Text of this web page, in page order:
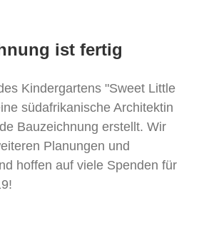
ist fertig
Kindergartens "Sweet Little
südafrikanische Architektin
Bauzeichnung erstellt. Wir
Planungen und
hoffen auf viele Spenden für